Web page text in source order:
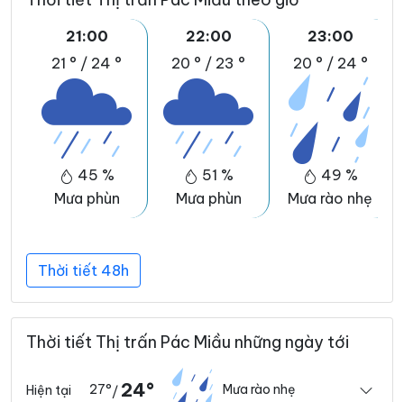
21:00
21 ° / 24 °
45 %
Mưa phùn
22:00
20 ° / 23 °
51 %
Mưa phùn
23:00
20 ° / 24 °
49 %
Mưa rào nhẹ
Thời tiết 48h
Thời tiết Thị trấn Pác Miầu những ngày tới
Hiện tại 27°/ 24° Mưa rào nhẹ